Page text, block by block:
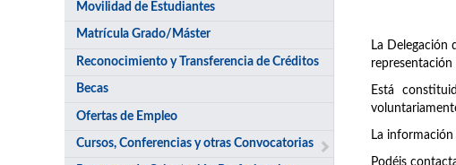
Movilidad de Estudiantes
Matrícula Grado/Máster
Reconocimiento y Transferencia de Créditos
Becas
Ofertas de Empleo
Cursos, Conferencias y otras Convocatorias
La Delegación
representación
Está
La